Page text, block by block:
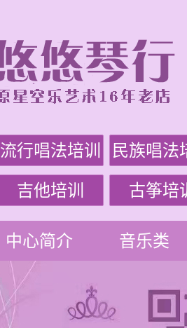
流行唱法培训 民族唱法
吉他培训 古筝培
中心简介 音乐类